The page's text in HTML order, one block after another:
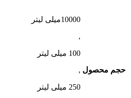
حجم محصول
10000میلی لیتر
,
100 میلی لیتر
,
250 میلی لیتر